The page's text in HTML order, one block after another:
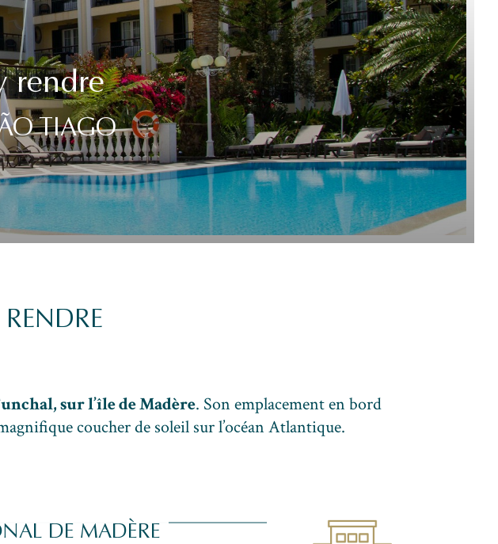
rendre
TIAGO
sur l’île de Madère. Son emplacement en bord
coucher de soleil sur l’océan Atlantique.
DE MADÈRE